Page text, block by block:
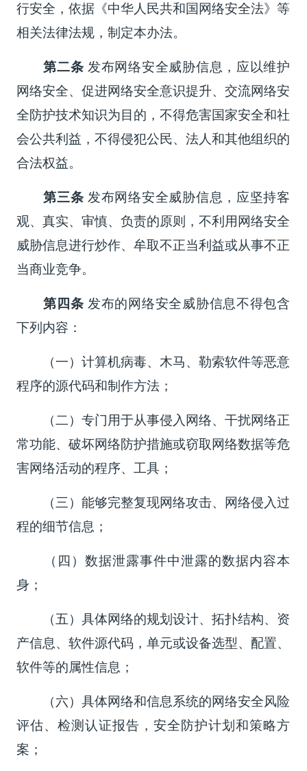
行安全，依据《中华人民共和国网络安全法》等
相关法律法规，制定本办法。
第二条 发布网络安全威胁信息，应以维护
网络安全、促进网络安全意识提升、交流网络安
全防护技术知识为目的，不得危害国家安全和社
会公共利益，不得侵犯公民、法人和其他组织的
合法权益。
第三条 发布网络安全威胁信息，应坚持客
观、真实、审慎、负责的原则，不利用网络安全
威胁信息进行炒作、牟取不正当利益或从事不正
当商业竞争。
第四条 发布的网络安全威胁信息不得包含
下列内容：
（一）计算机病毒、木马、勒索软件等恶意
程序的源代码和制作方法；
（二）专门用于从事侵入网络、干扰网络正
常功能、破坏网络防护措施或窃取网络数据等危
害网络活动的程序、工具；
（三）能够完整复现网络攻击、网络侵入过
程的细节信息；
（四）数据泄露事件中泄露的数据内容本
身；
（五）具体网络的规划设计、拓扑结构、资
产信息、软件源代码，单元或设备选型、配置、
软件等的属性信息；
（六）具体网络和信息系统的网络安全风险
评估、检测认证报告，安全防护计划和策略方
案；